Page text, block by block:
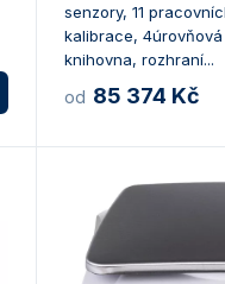
senzory, 11
kalibrace,
knihovna, rozhraní...
od 85 374 Kč